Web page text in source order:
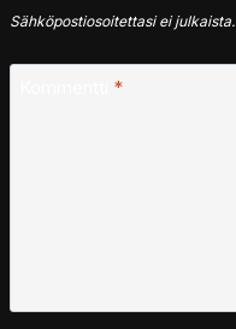
Sähköpostiosoitettasi ei julkaista.
*